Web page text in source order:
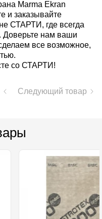
Marma Ekran
и заказывайте
СТАРТИ, где всегда
Доверьте нам ваши
все возможное,
со СТАРТИ!
Следующий товар